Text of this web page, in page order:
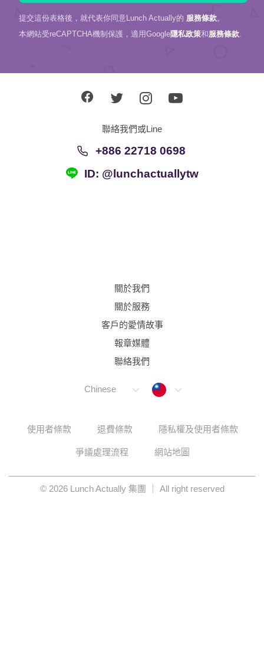
提交這份表格後，就代表你同意Lunch Actually的 服務條款。
本網站受reCAPTCHA機制保護，適用Google隱私政策和服務條款
聯絡我們或Line
+886 22718 0698
ID: @lunchactuallytw
關於我們
關於服務
客戶的愛情故事
報章媒體
聯絡我們
Chinese Taiwan
使用者條款 退費條款 隱私權及使用者條款
爭議處理流程 網站地圖
© 2026 Lunch Actually 集團 ｜ All right reserved